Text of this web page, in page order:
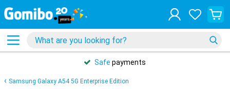
Safe payments
Samsung Galaxy A54 5G Enterprise Edition